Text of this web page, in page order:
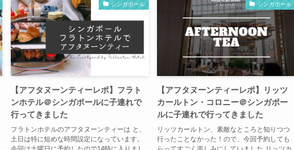
シンガポール
【アフタヌーンティーレポ】フラト
ンホテル＠シンガポールに子連れで
行ってきました
フラトンホテルのアフタヌーンティーは と、
土日は特に短めな時間設定になっています。
シンガポール
【アフタヌーンティーレポ】リッツ
カールトン・コロニー＠シンガポー
ルに子連れで行ってきました
リッツカールトン、素敵なところと知りつつ
行ったことなかった！ので、今回予約しても